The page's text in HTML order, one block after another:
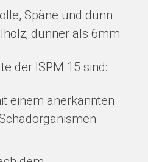
Späne und dünn
dünner als 6mm
der ISPM 15 sind:
einem anerkannten